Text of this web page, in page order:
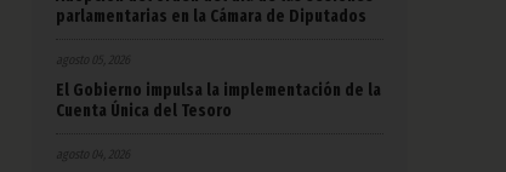
parlamentarias en la Cámara de Diputados
agosto 05, 2026
El Gobierno impulsa la implementación de la
Cuenta Única del Tesoro
agosto 04, 2026